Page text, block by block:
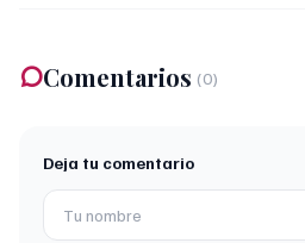
Comentarios (0)
Deja tu comentario